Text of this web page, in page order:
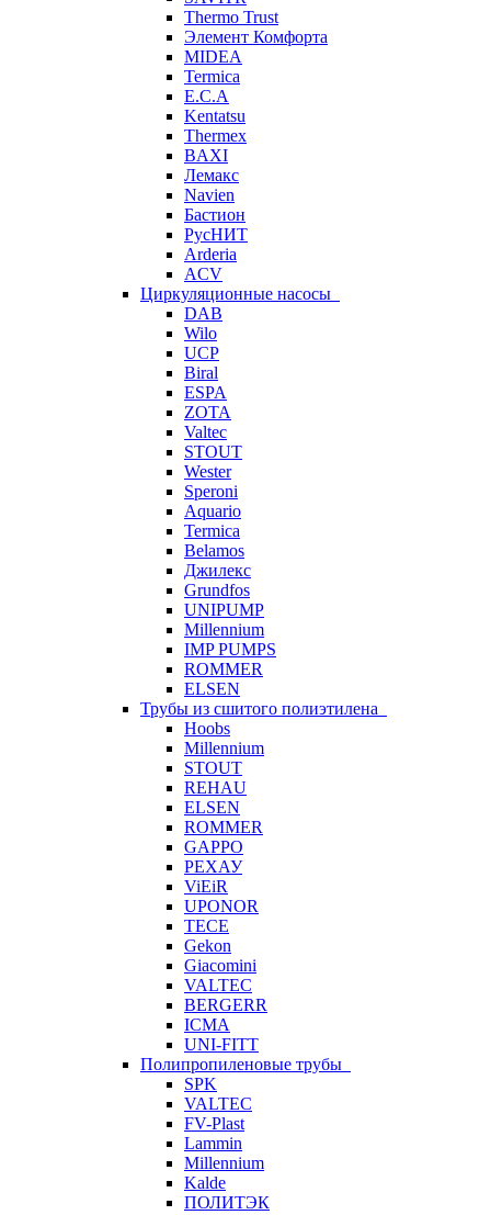
Thermo Trust
Элемент Комфорта
MIDEA
Termica
E.C.A
Kentatsu
Thermex
BAXI
Лемакс
Navien
Бастион
РусНИТ
Arderia
ACV
Циркуляционные насосы
DAB
Wilo
UCP
Biral
ESPA
ZOTA
Valtec
STOUT
Wester
Speroni
Aquario
Termica
Belamos
Джилекс
Grundfos
UNIPUMP
Millennium
IMP PUMPS
ROMMER
ELSEN
Трубы из сшитого полиэтилена
Hoobs
Millennium
STOUT
REHAU
ELSEN
ROMMER
GAPPO
РЕХАУ
ViEiR
UPONOR
TECE
Gekon
Giacomini
VALTEC
BERGERR
ICMA
UNI-FITT
Полипропиленовые трубы
SPK
VALTEC
FV-Plast
Lammin
Millennium
Kalde
ПОЛИТЭК